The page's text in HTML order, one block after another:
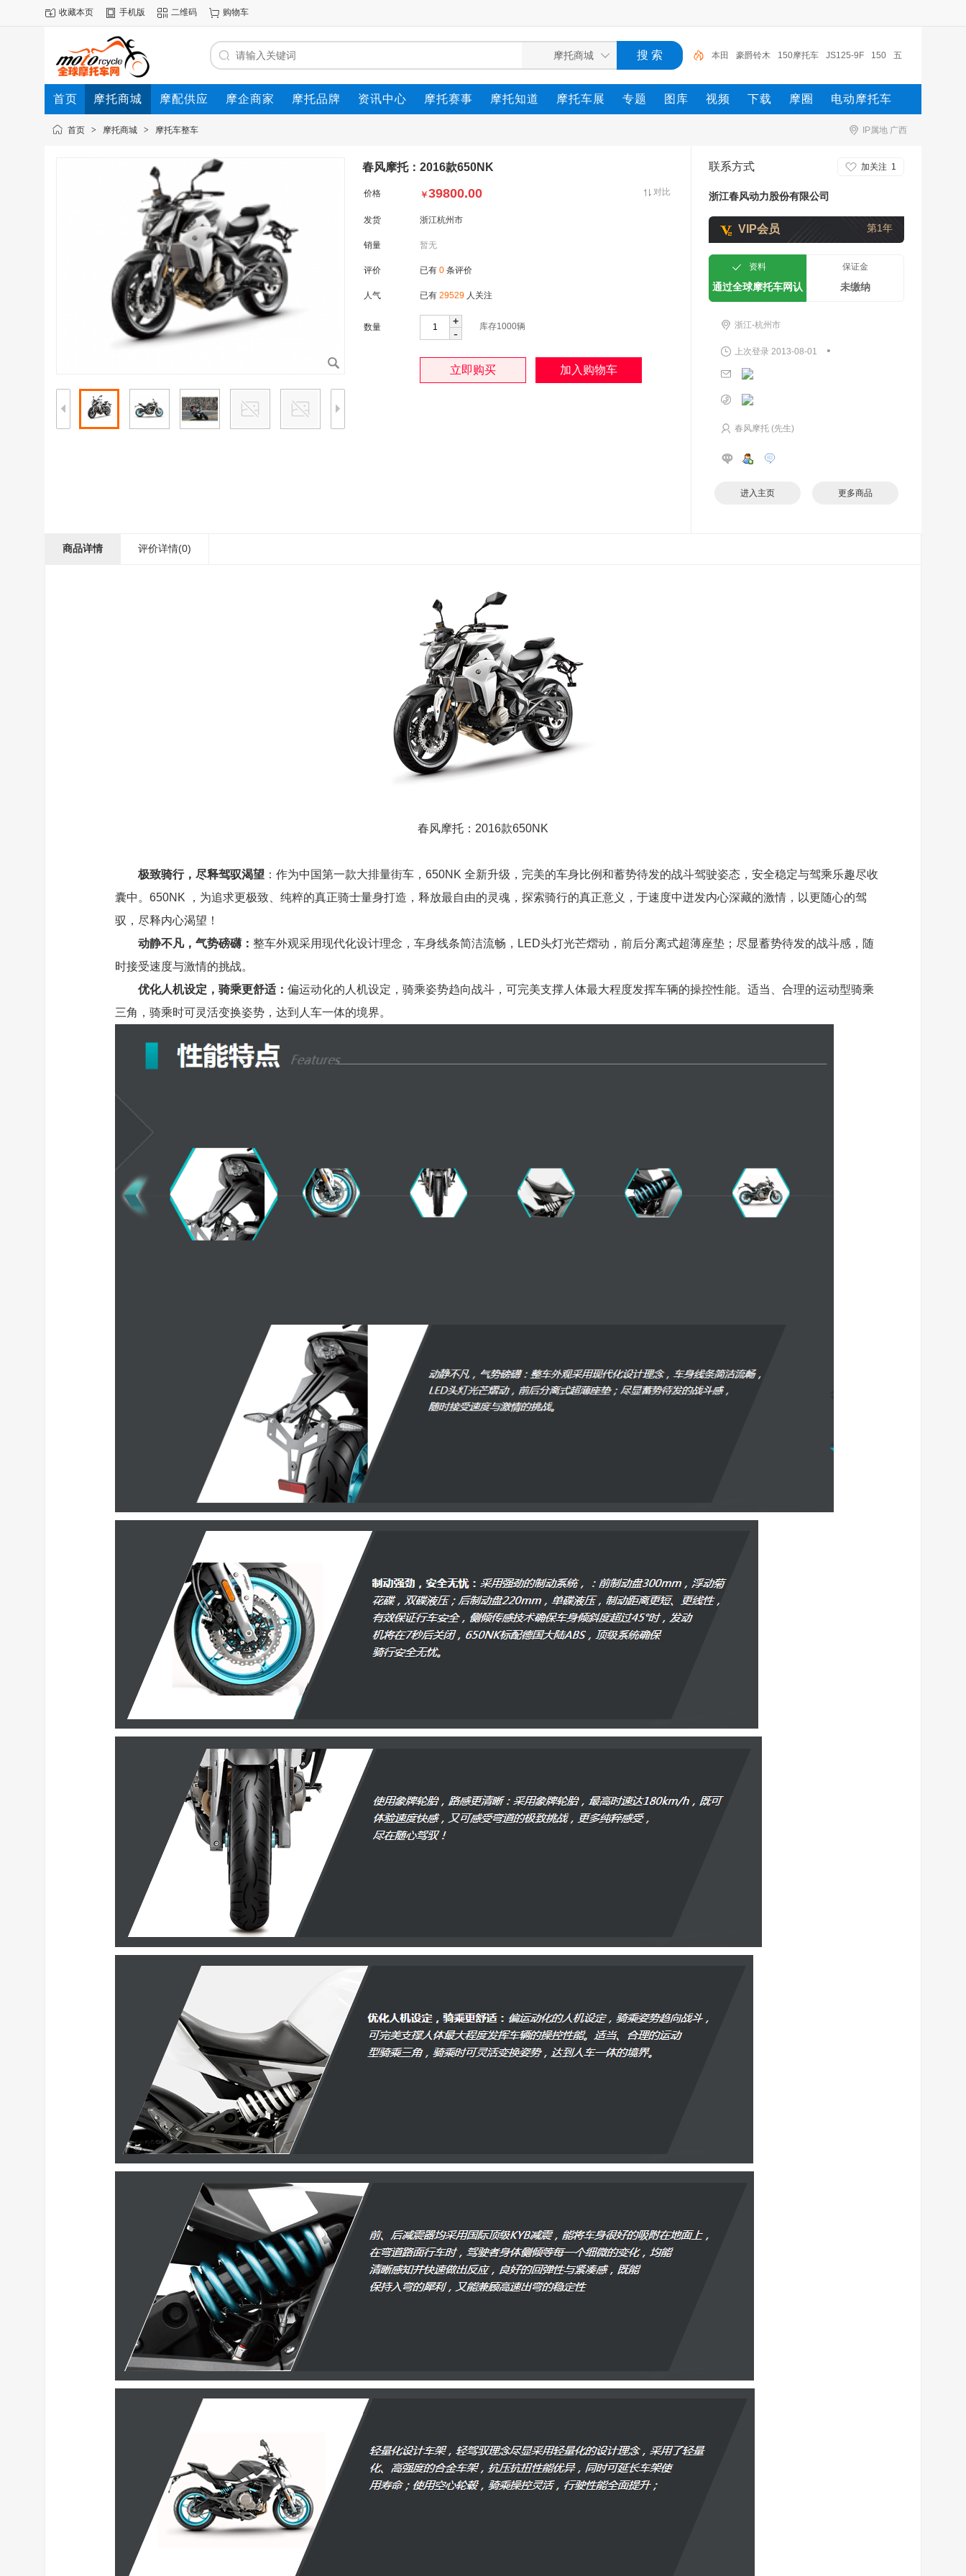
收藏本页 手机版 二维码 购物车
本田 豪爵铃木 150摩托车 JS125-9F 150 五
羊-本田 五羊本田摩托 摩托车 豪爵铃木骊驰 JS11
0-9H
首页 摩托商城 摩配供应 摩企商家 摩托品牌 资讯中心 摩托赛事 摩托知道 摩托车展 专题 图库 视频 下载 摩圈 电动摩托车
动态 IP属地 广西
首页 > 摩托商城 > 摩托车整车
春风摩托：2016款650NK
价格 ￥39800.00 对比
发货 浙江杭州市
销量 暂无
评价 已有 0 条评价
人气 已有 29529 人关注
数量 +
- 库存1000辆
联系方式 加关注 1
浙江春风动力股份有限公司
VIP会员 第1年
资料
通过全球摩托车网认
证
保证金
未缴纳
浙江-杭州市
上次登录 2013-08-01 •
春风摩托 (先生)
进入主页 更多商品
商品详情 评价详情(0)
春风摩托：2016款650NK
极致骑行，尽释驾驭渴望 ：作为中国第一款大排量街车，650NK 全新升级，完美的车身比例和蓄势待发的战斗驾驶姿态，安全稳定与驾乘乐趣尽收
囊中。650NK ，为追求更极致、纯粹的真正骑士量身打造，释放最自由的灵魂，探索骑行的真正意义，于速度中迸发内心深藏的激情，以更随心的驾
驭，尽释内心渴望！
动静不凡，气势磅礴： 整车外观采用现代化设计理念，车身线条简洁流畅，LED头灯光芒熠动，前后分离式超薄座垫；尽显蓄势待发的战斗感，随
时接受速度与激情的挑战。
优化人机设定，骑乘更舒适： 偏运动化的人机设定，骑乘姿势趋向战斗，可完美支撑人体最大程度发挥车辆的操控性能。适当、合理的运动型骑乘
三角，骑乘时可灵活变换姿势，达到人车一体的境界。